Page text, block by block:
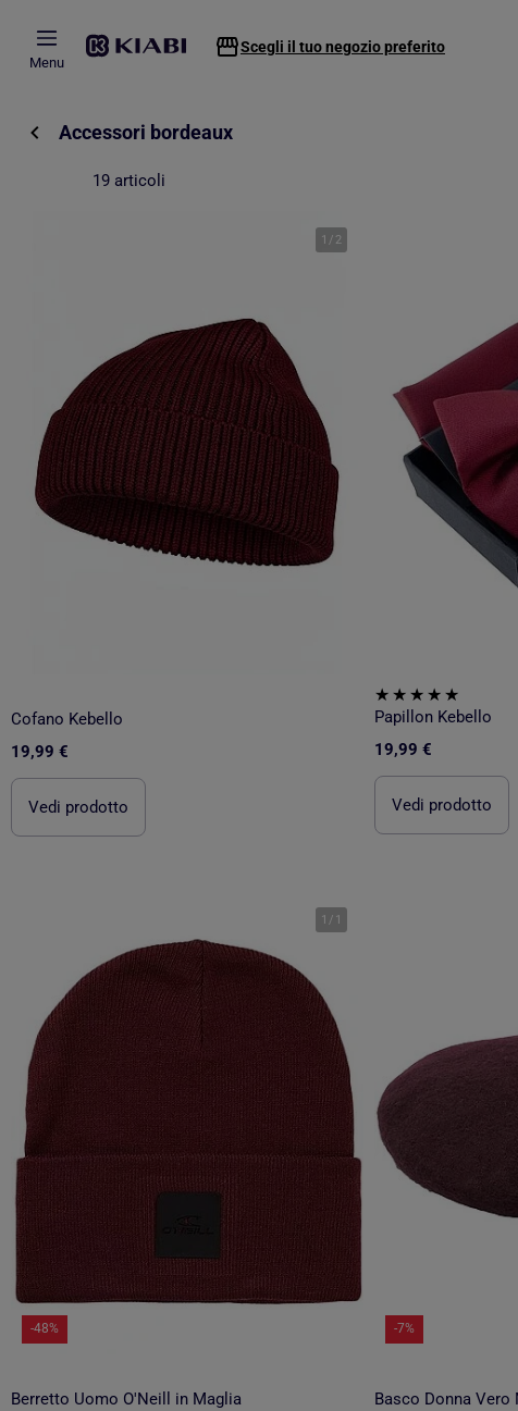
Menu
Scegli il tuo negozio preferito
Accessori bordeaux
19 articoli
1 / 2
Cofano Kebello
19,99 €
Vedi prodotto
Papillon Kebello
19,99 €
Vedi prodotto
1 / 1
-48%
Berretto Uomo O'Neill in Maglia
-7%
Basco Donna Vero